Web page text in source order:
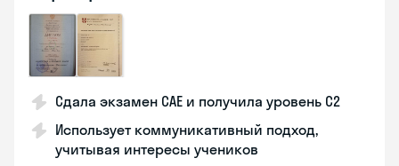
Сдала экзамен CAE и получила уровень С2
Использует коммуникативный подход,
учитывая интересы учеников